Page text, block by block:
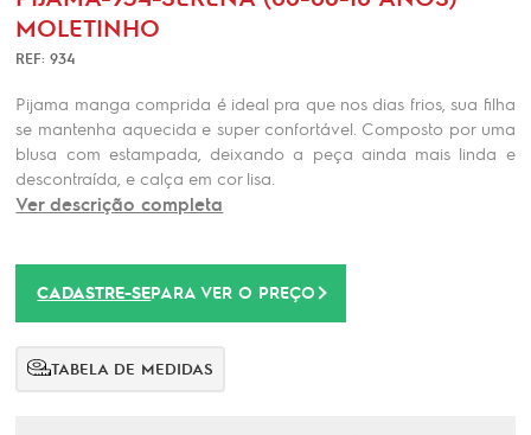
MOLETINHO
REF: 934
Pijama manga comprida é ideal pra que nos dias frios, sua filha
se mantenha aquecida e super confortável. Composto por uma
blusa com estampada, deixando a peça ainda mais linda e
descontraída, e calça em cor lisa.
Ver descrição completa
CADASTRE-SEPARA VER O PREÇO
TABELA DE MEDIDAS